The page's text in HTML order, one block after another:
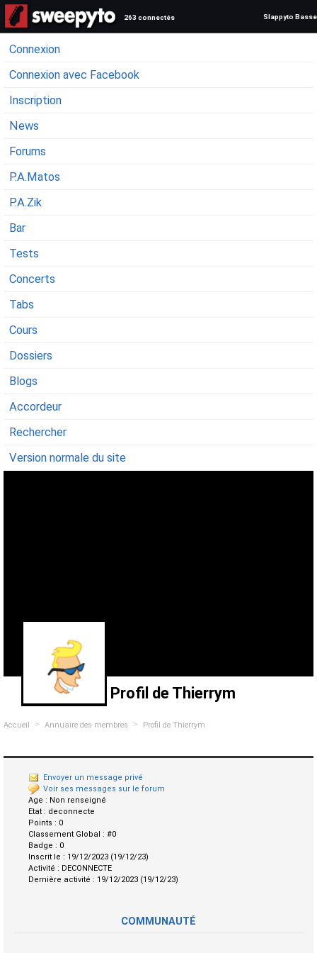
263 connectés Slappyto Basse
Connexion
Connexion avec Facebook
Inscription
News
Forums
P.A.Matos
P.A.Zik
Bar
Tests
Concerts
Tabs
Cours
Dossiers
Blogs
Accordeur
Rechercher
Version normale du site
Profil de Thierrym
Accueil > Annuaire des membres > Profil de Thierrym
Envoyer un message privé
Voir ses messages sur le forum
Age : Non renseigné
Etat : deconnecte
Points : 0
Classement Global : #0
Badge : 0
Inscrit le : 19/12/2023 (19/12/23)
Activité : DECONNECTE
Dernière activité : 19/12/2023 (19/12/23)
COMMUNAUTÉ